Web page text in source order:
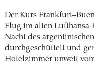
Der Kurs
Flug im alten
Nacht des
durchgeschüttelt und
Hotelzimmer unweit